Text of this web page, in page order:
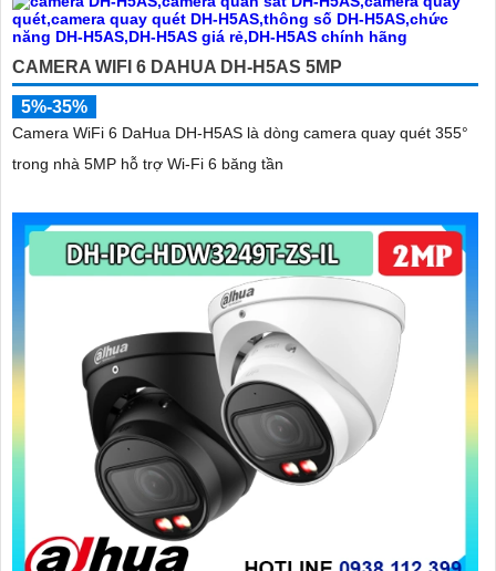
Hy vọng những tư vấn trên sẽ giúp bạn lựa chọn được camera IP
hình sắc nét với công nghệ phù hợp cho nhu cầu sử dụng của mình.
Nếu cần thêm thông tin hoặc có bất kỳ câu hỏi nào khác, vui lòng cho
biết để được tư vấn chi tiết hơn. Chúc bạn thành công!
CAMERA WIFI 6 DAHUA DH-H5AS 5MP
5%-35%
Camera WiFi 6 DaHua DH-H5AS là dòng camera quay quét 355°
trong nhà 5MP hỗ trợ Wi-Fi 6 băng tần